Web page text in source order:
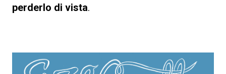
perderlo di vista.